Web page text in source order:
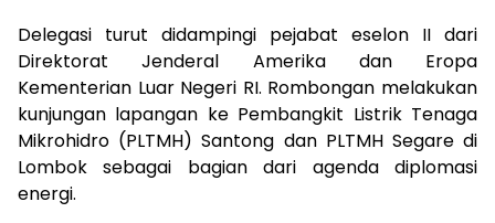
Delegasi turut didampingi pejabat eselon II dari
Direktorat Jenderal Amerika dan Eropa
Kementerian Luar Negeri RI. Rombongan melakukan
kunjungan lapangan ke Pembangkit Listrik Tenaga
Mikrohidro (PLTMH) Santong dan PLTMH Segare di
Lombok sebagai bagian dari agenda diplomasi
energi.